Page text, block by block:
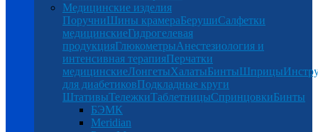
Медицинские изделия
ПоручниШины крамераБерушиСалфетки
медицинскиеГидрогелевая
продукцияГлюкометрыАнестезиология и
интенсивная терапияПерчатки
медицинскиеЛонгетыХалатыБинтыШприцы
для диабетиковПодкладные круги
ШтативыТележкиТаблетницыСпринцовкиБинты
БЭМК
Meridian